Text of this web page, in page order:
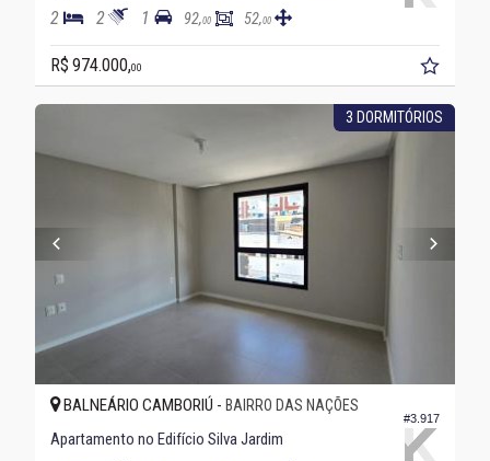
2 2 1 92,00 52,00
R$ 974.000,00
3 DORMITÓRIOS
#3.917
BALNEÁRIO CAMBORIÚ - BAIRRO DAS NAÇÕES
Apartamento no Edifício Silva Jardim